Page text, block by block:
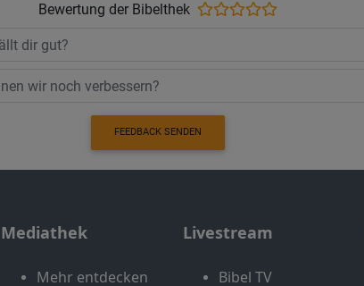
Bewertung der Bibelthek
FEEDBACK SENDEN
Mediathek
Mehr entdecken
Livestream
Bibel TV